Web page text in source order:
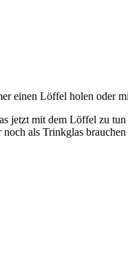
einen Löffel holen oder
jetzt mit dem Löffel zu
noch als Trinkglas